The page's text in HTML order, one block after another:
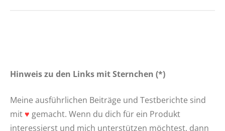
Hinweis zu den Links mit Sternchen (*)
Meine ausführlichen Beiträge und Testberichte sind
mit♥ gemacht. Wenn du dich für ein Produkt
interessierst und mich unterstützen möchtest, dann